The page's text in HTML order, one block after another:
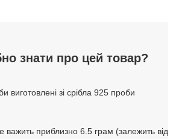
знати про цей товар?
виготовлені зі срібла 925 проби
важить приблизно 6.5 грам (залежить від